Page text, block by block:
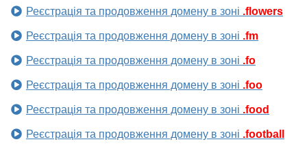
Реєстрація та продовження домену в зоні .flowers
Реєстрація та продовження домену в зоні .fm
Реєстрація та продовження домену в зоні .fo
Реєстрація та продовження домену в зоні .foo
Реєстрація та продовження домену в зоні .food
Реєстрація та продовження домену в зоні .football